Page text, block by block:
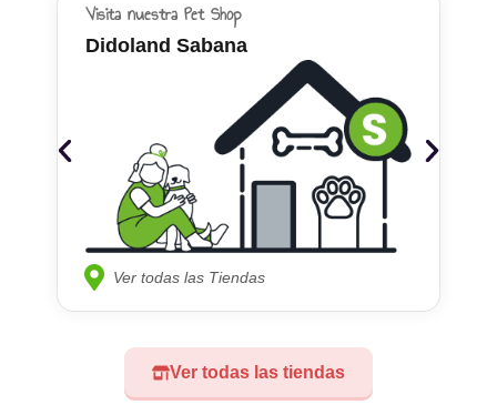
Ver todas las tiendas
Visita nuestra Pet Shop
Didoland Sabana
Ver todas las Tiendas